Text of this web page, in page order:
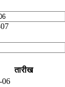
तारीख
06